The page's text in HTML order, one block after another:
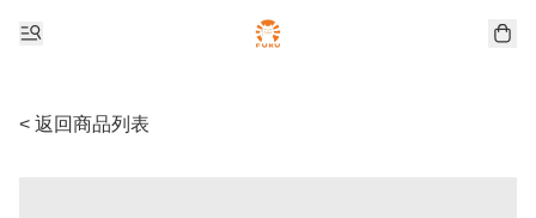
< 返回商品列表